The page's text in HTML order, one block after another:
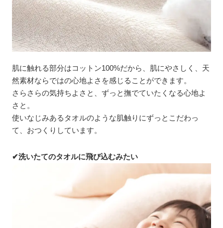
肌に触れる部分はコットン100%だから、肌にやさしく、天
然素材ならではの心地よさを感じることができます。
さらさらの気持ちよさと、ずっと撫でていたくなる心地よ
さと。
使いなじみあるタオルのような肌触りにずっとこだわっ
て、おつくりしています。
✔洗いたてのタオルに飛び込むみたい